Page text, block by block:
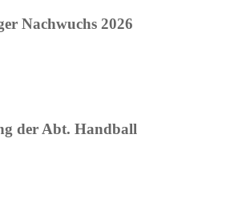
Nachwuchs 2026
der Abt. Handball